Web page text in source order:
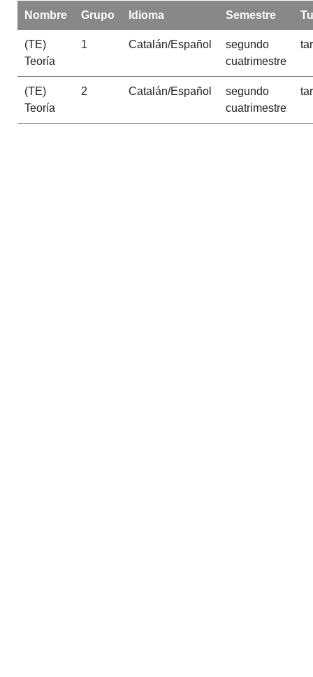
Nombre Grupo Idioma Semestre
(TE)
Teoría
1 Catalán/Español
segundo
cuatrimestre
(TE)
Teoría
2 Catalán/Español
segundo
cuatrimestre